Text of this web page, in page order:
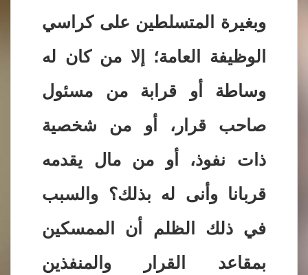
وبغيرة المتسلطين على كراسي
الوظيفة العامة؛ إلا من كان له
وساطة أو قرابة من مسئول
صاحب قرار، أو من شخصية
ذات نفوذ، أو من مال يقدمه
قربانا وأنى له بذلك؟ والسبب
في ذلك الظلم أن الممسكين
بمقاعد القرار والمنفذين